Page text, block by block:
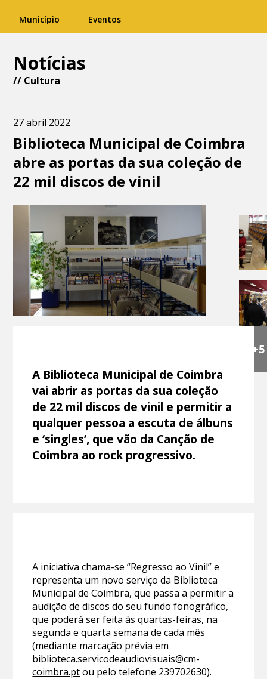
Município Eventos
Notícias
// Cultura
27 abril 2022
Biblioteca Municipal de Coimbra
abre as portas da sua coleção de
22 mil discos de vinil
+5
A Biblioteca Municipal de Coimbra
vai abrir as portas da sua coleção
de 22 mil discos de vinil e permitir a
qualquer pessoa a escuta de álbuns
e ‘singles’, que vão da Canção de
Coimbra ao rock progressivo.
A iniciativa chama-se “Regresso ao Vinil” e
representa um novo serviço da Biblioteca
Municipal de Coimbra, que passa a permitir a
audição de discos do seu fundo fonográfico,
que poderá ser feita às quartas-feiras, na
segunda e quarta semana de cada mês
(mediante marcação prévia em
biblioteca.servicodeaudiovisuais@cm-
coimbra.ptou pelo telefone 239702630).